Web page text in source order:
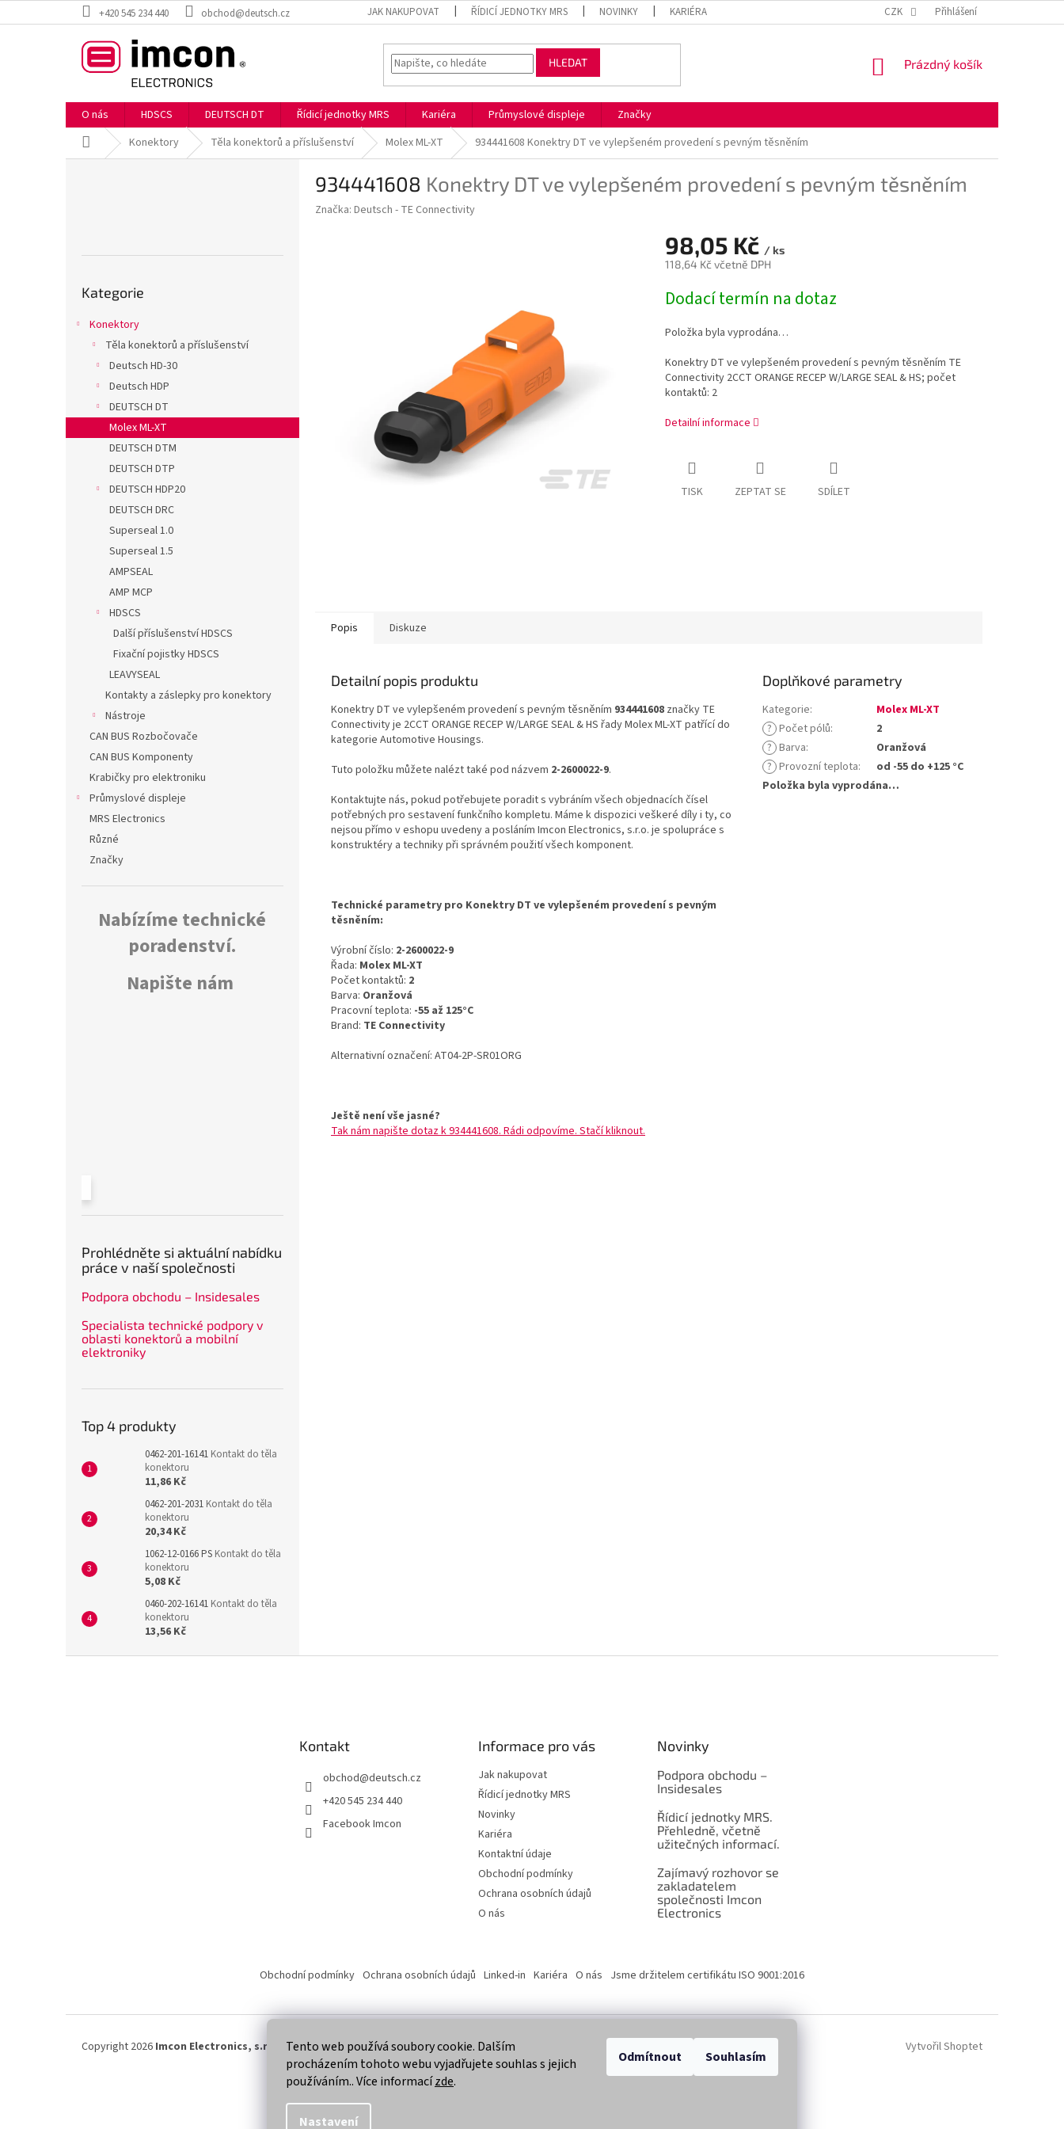
Tento web používá soubory cookie. Dalším
procházením tohoto webu vyjadřujete souhlas s jejich
používáním.. Více informacízde.
Nastavení
Odmítnout Souhlasím
na
+420 545 234 440 obchod@deutsch.cz JAK NAKUPOVAT ŘÍDICÍ JEDNOTKY MRS NOVINKY KARIÉRA OBCHODNÍ PODMÍNKY
CZK Přihlášení
HLEDAT
NÁKUPNÍ
Prázdný košík
O nás HDSCS DEUTSCH DT Řídicí jednotky MRS Kariéra Průmyslové displeje
Značky
Domů Konektory Těla konektorů a příslušenství Molex ML-XT 934441608 Konektry DT ve vylepšeném provedení s pevným těsněním
kategorie
Kategorie
Konektory
Těla konektorů a příslušenství
Deutsch HD-30
Deutsch HDP
DEUTSCH DT
Molex ML-XT
DEUTSCH DTM
DEUTSCH DTP
DEUTSCH HDP20
DEUTSCH DRC
Superseal 1.0
Superseal 1.5
AMPSEAL
AMP MCP
HDSCS
Další příslušenství HDSCS
Fixační pojistky HDSCS
LEAVYSEAL
Kontakty a záslepky pro konektory
Nástroje
CAN BUS Rozbočovače
CAN BUS Komponenty
Krabičky pro elektroniku
Průmyslové displeje
MRS Electronics
Různé
Značky
Nabízíme technické
poradenství.
Napište nám
Prohlédněte si aktuální nabídku
práce v naší společnosti
Podpora obchodu – Insidesales
Specialista technické podpory v
oblasti konektorů a mobilní
elektroniky
Top 4 produkty
0462-201-16141 Kontakt do těla
konektoru
11,86 Kč
0462-201-2031 Kontakt do těla
konektoru
20,34 Kč
1062-12-0166 PS Kontakt do těla
konektoru
5,08 Kč
0460-202-16141 Kontakt do těla
konektoru
13,56 Kč
934441608 Konektry DT ve vylepšeném provedení s pevným těsněním
Značka: Deutsch - TE Connectivity
98,05 Kč / ks
118,64 Kč včetně DPH
cena:
Dodací termín na dotaz
Položka byla vyprodána…
Konektry DT ve vylepšeném provedení s pevným těsněním TE
Connectivity 2CCT ORANGE RECEP W/LARGE SEAL & HS; počet
kontaktů: 2
Detailní informace
TISK ZEPTAT SE SDÍLET
Popis Diskuze
Detailní popis produktu
Konektry DT ve vylepšeném provedení s pevným těsněním 934441608 značky TE
Connectivity je 2CCT ORANGE RECEP W/LARGE SEAL & HS řady Molex ML-XT patřící do
kategorie Automotive Housings.
Tuto položku můžete nalézt také pod názvem 2-2600022-9.
Kontaktujte nás, pokud potřebujete poradit s vybráním všech objednacích čísel
potřebných pro sestavení funkčního kompletu. Máme k dispozici veškeré díly i ty, co
nejsou přímo v eshopu uvedeny a posláním Imcon Electronics, s.r.o. je spolupráce s
konstruktéry a techniky při správném použití všech komponent.
Technické parametry pro Konektry DT ve vylepšeném provedení s pevným
těsněním:
Výrobní číslo: 2-2600022-9
Řada: Molex ML-XT
Počet kontaktů: 2
Barva: Oranžová
Pracovní teplota: -55 až 125°C
Brand: TE Connectivity
Alternativní označení: AT04-2P-SR01ORG
Ještě není vše jasné?
Tak nám napište dotaz k 934441608. Rádi odpovíme. Stačí kliknout.
Doplňkové parametry
Kategorie:
Molex ML-XT
? Počet pólů:
2
? Barva:
Oranžová
? Provozní teplota:
od -55 do +125 °C
Položka byla vyprodána…
Kontakt
obchod@deutsch.cz
+420 545 234 440
Facebook Imcon
Informace pro vás
Jak nakupovat
Řídicí jednotky MRS
Novinky
Kariéra
Kontaktní údaje
Obchodní podmínky
Ochrana osobních údajů
O nás
Novinky
Podpora obchodu –
Insidesales
Řídicí jednotky MRS.
Přehledně, včetně
užitečných informací.
Zajímavý rozhovor se
zakladatelem
společnosti Imcon
Electronics
Obchodní podmínky Ochrana osobních údajů Linked-in Kariéra O nás Jsme držitelem certifikátu ISO 9001:2016
Vytvořil Shoptet
Copyright 2026 Imcon Electronics, s.r.o. . Všechna práva vyhrazena.